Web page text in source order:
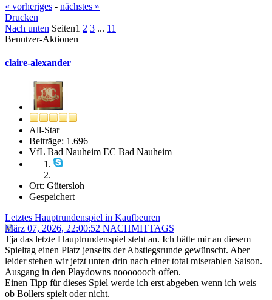
« vorheriges - nächstes »
Drucken
Nach unten Seiten1 2 3 ... 11
Benutzer-Aktionen
claire-alexander
All-Star
Beiträge: 1.696
VfL Bad Nauheim EC Bad Nauheim
Ort: Gütersloh
Gespeichert
Letztes Hauptrundenspiel in Kaufbeuren
März 07, 2026, 22:00:52 NACHMITTAGS
Tja das letzte Hauptrundenspiel steht an. Ich hätte mir an diesem
Spieltag einen Platz jenseits der Abstiegsrunde gewünscht. Aber
leider stehen wir jetzt unten drin nach einer total miserablen Saison.
Ausgang in den Playdowns nooooooch offen.
Einen Tipp für dieses Spiel werde ich erst abgeben wenn ich weis
ob Bollers spielt oder nicht.